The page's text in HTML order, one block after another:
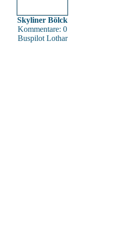
Skyliner Bölck
Kommentare: 0
Buspilot Lothar